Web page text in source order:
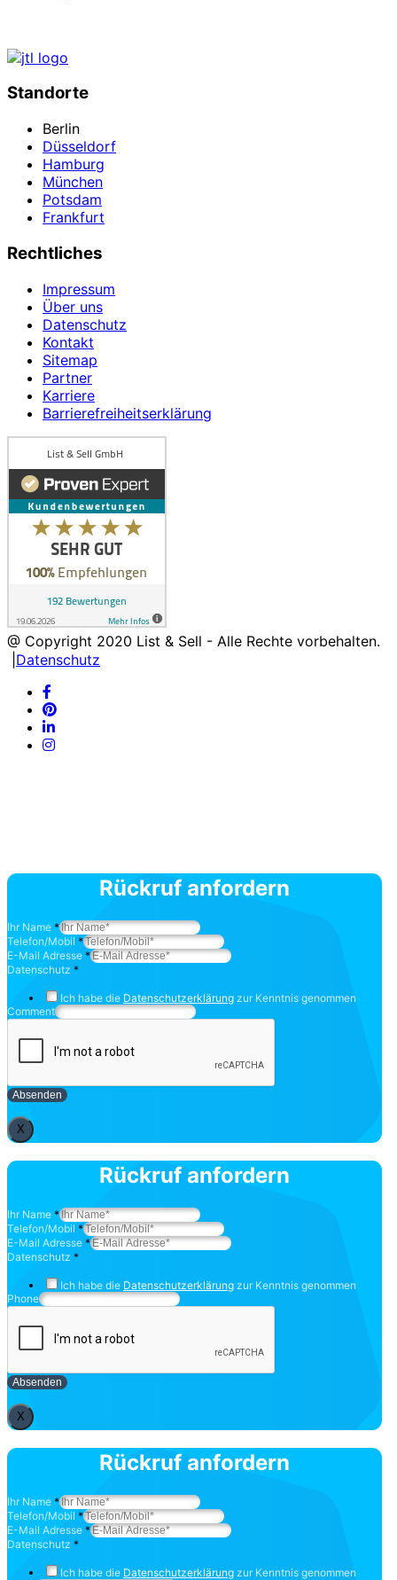
Standorte
Berlin
Düsseldorf
Hamburg
München
Potsdam
Frankfurt
Rechtliches
Impressum
Über uns
Datenschutz
Kontakt
Sitemap
Partner
Karriere
Barrierefreiheitserklärung
@ Copyright 2020 List & Sell - Alle Rechte vorbehalten.
Datenschutz
Rückruf anfordern
Ihr Name *
Telefon/Mobil *
E-Mail Adresse *
Datenschutz *
Ich habe die Datenschutzerklärung zur Kenntnis genommen
Comment
Absenden
X
Rückruf anfordern
Ihr Name *
Telefon/Mobil *
E-Mail Adresse *
Datenschutz *
Ich habe die Datenschutzerklärung zur Kenntnis genommen
Phone
Absenden
X
Rückruf anfordern
Ihr Name *
Telefon/Mobil *
E-Mail Adresse *
Datenschutz *
Ich habe die Datenschutzerklärung zur Kenntnis genommen